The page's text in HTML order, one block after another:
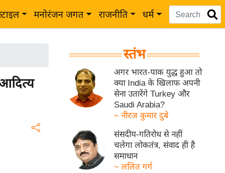
मनोरंजन जगत राजनीति धर्म
स्तंभ
अगर भारत-पाक युद्ध हुआ तो
क्या India के खिलाफ अपनी
सेना उतारेंगे Turkey और
Saudi Arabia?
~ नीरज कुमार दुबे
संसदीय-गतिरोध से नहीं
चलेगा लोकतंत्र, संवाद ही है
समाधान
~ ललित गर्ग